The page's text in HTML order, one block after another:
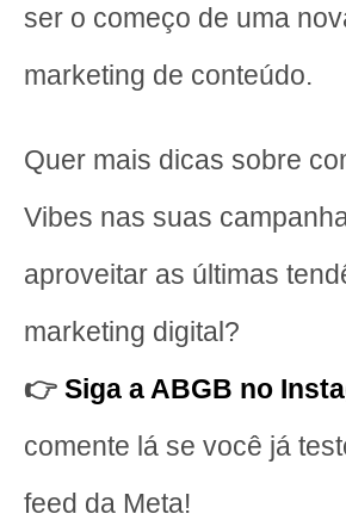
ser o começo de uma
marketing de conteúdo.
Quer mais dicas sobre
Vibes nas suas
aproveitar as últimas
marketing digital?
👉 Siga a ABGB no
comente lá se você já
feed da Meta!